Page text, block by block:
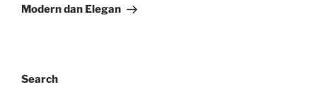
Modern dan Elegan
Search